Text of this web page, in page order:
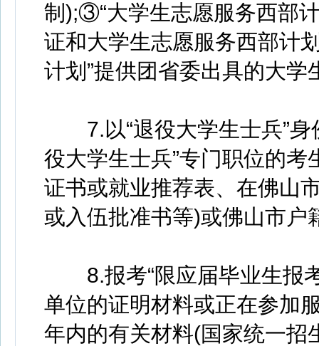
制);③“大学生志愿服务西部
证和大学生志愿服务西部计
计划”提供团省委出具的大
7.以“退役大学生士兵”身
役大学生士兵”专门职位的
证书或就业推荐表、在佛山
或入伍批准书等)或佛山市户
8.报考“限应届毕业生报考
单位的证明材料或正在参加
年内的有关材料(国家统一招